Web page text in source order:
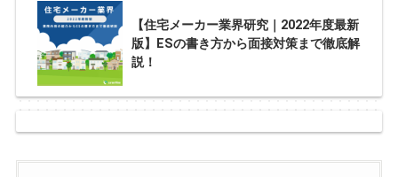
【住宅メーカー業界研究｜2022年度最新
版】ESの書き方から面接対策まで徹底解
説！